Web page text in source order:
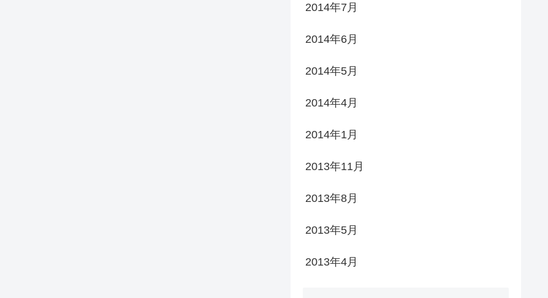
2014年7月
2014年6月
2014年5月
2014年4月
2014年1月
2013年11月
2013年8月
2013年5月
2013年4月